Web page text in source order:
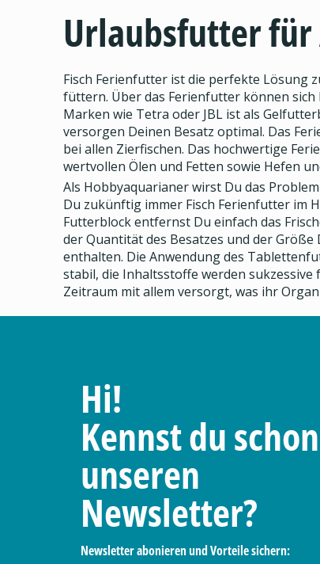
Urlaubsfutter
Fisch Ferienfutter ist die perfekte Lösung
füttern. Über das Ferienfutter können
Marken wie Tetra oder JBL ist als
versorgen Deinen Besatz optimal. Das
bei allen Zierfischen. Das hochwertige
wertvollen Ölen und Fetten sowie Hefen
Als Hobbyaquarianer wirst Du das
Du zukünftig immer Fisch Ferienfutter im
Futterblock entfernst Du einfach das
der Quantität des Besatzes und der
enthalten. Die Anwendung des
stabil, die Inhaltsstoffe werden sukzessive
Zeitraum mit allem versorgt, was ihr
Hi!
Kennst du schon
unseren
Newsletter?
Newsletter abonieren und Vorteile sichern: